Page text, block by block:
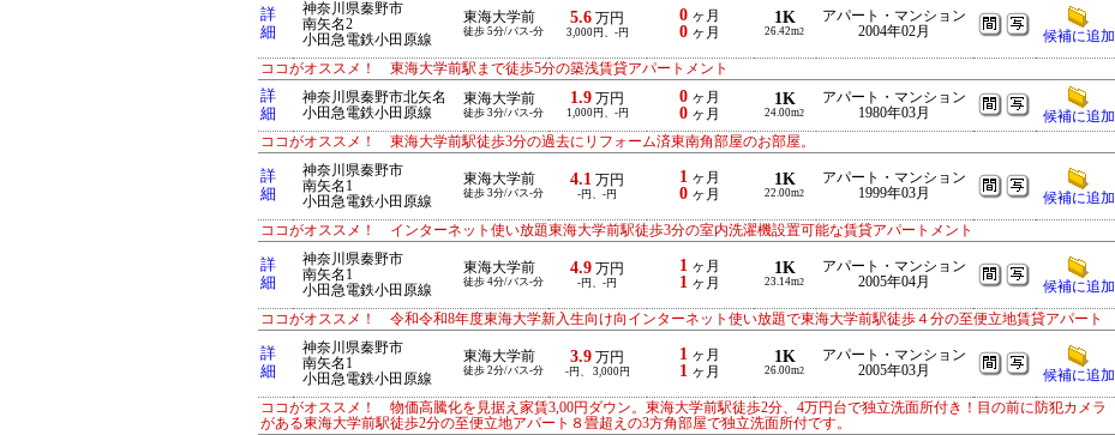
詳
細
神奈川県秦野市
南矢名2
小田急電鉄小田原線
東海大学前
徒歩 5分/バス-分
5.6 万円
3,000円、-円
0 ヶ月
0 ヶ月
1K
26.42m2
アパート・マンション
2004年02月
候補に追加
ココがオススメ！ 東海大学前駅まで徒歩5分の築浅賃貸アパートメント
詳
細
神奈川県秦野市北矢名
小田急電鉄小田原線
東海大学前
徒歩 3分/バス-分
1.9 万円
1,000円、-円
0 ヶ月
0 ヶ月
1K
24.00m2
アパート・マンション
1980年03月
候補に追加
ココがオススメ！ 東海大学前駅徒歩3分の過去にリフォーム済東南角部屋のお部屋。
詳
細
神奈川県秦野市
南矢名1
小田急電鉄小田原線
東海大学前
徒歩 3分/バス-分
4.1 万円
-円、-円
1 ヶ月
0 ヶ月
1K
22.00m2
アパート・マンション
1999年03月
候補に追加
ココがオススメ！ インターネット使い放題東海大学前駅徒歩3分の室内洗濯機設置可能な賃貸アパートメント
詳
細
神奈川県秦野市
南矢名1
小田急電鉄小田原線
東海大学前
徒歩 4分/バス-分
4.9 万円
-円、-円
1 ヶ月
1 ヶ月
1K
23.14m2
アパート・マンション
2005年04月
候補に追加
ココがオススメ！ 令和令和8年度東海大学新入生向け向インターネット使い放題で東海大学前駅徒歩４分の至便立地賃貸アパート
詳
細
神奈川県秦野市
南矢名1
小田急電鉄小田原線
東海大学前
徒歩 2分/バス-分
3.9 万円
-円、 3,000円
1 ヶ月
1 ヶ月
1K
26.00m2
アパート・マンション
2005年03月
候補に追加
ココがオススメ！ 物価高騰化を見据え家賃3,00円ダウン。東海大学前駅徒歩2分、4万円台で独立洗面所付き！目の前に防犯カメラ
がある東海大学前駅徒歩2分の至便立地アパート８畳超えの3方角部屋で独立洗面所付です。